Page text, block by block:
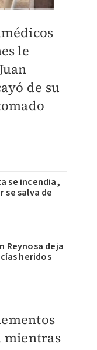
le
de su
se incendia,
se salva de
Reynosa deja
heridos
mientras